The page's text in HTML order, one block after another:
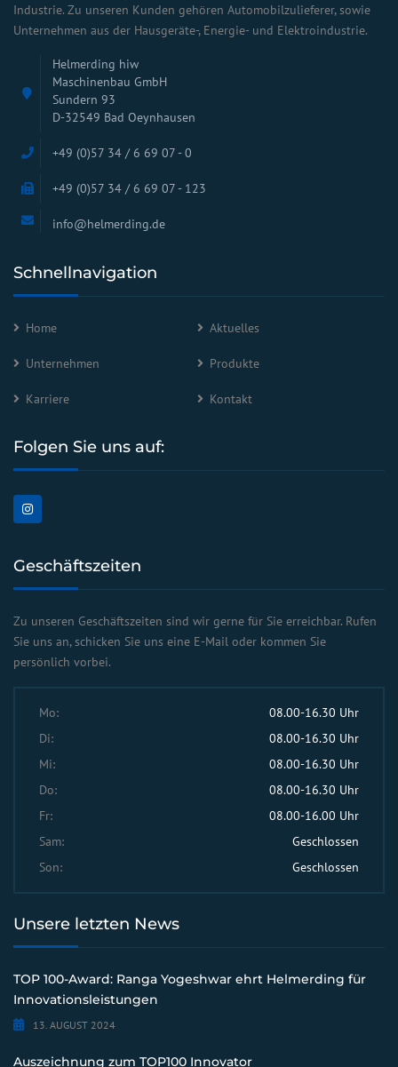
Industrie. Zu unseren Kunden gehören Automobilzulieferer, sowie
Unternehmen aus der Hausgeräte-, Energie- und Elektroindustrie.
Helmerding hiw
Maschinenbau GmbH
Sundern 93
D-32549 Bad Oeynhausen
+49 (0)57 34 / 6 69 07 - 0
+49 (0)57 34 / 6 69 07 - 123
info@helmerding.de
Schnellnavigation
Home Aktuelles
Unternehmen Produkte
Karriere Kontakt
Folgen Sie uns auf:
Geschäftszeiten
Zu unseren Geschäftszeiten sind wir gerne für Sie erreichbar. Rufen
Sie uns an, schicken Sie uns eine E-Mail oder kommen Sie
persönlich vorbei.
Mo:
08.00-16.30 Uhr
Di:
08.00-16.30 Uhr
Mi:
08.00-16.30 Uhr
Do:
08.00-16.30 Uhr
Fr:
08.00-16.00 Uhr
Sam:
Geschlossen
Son:
Geschlossen
Unsere letzten News
TOP 100-Award: Ranga Yogeshwar ehrt Helmerding für
Innovationsleistungen
13. AUGUST 2024
Auszeichnung zum TOP100 Innovator